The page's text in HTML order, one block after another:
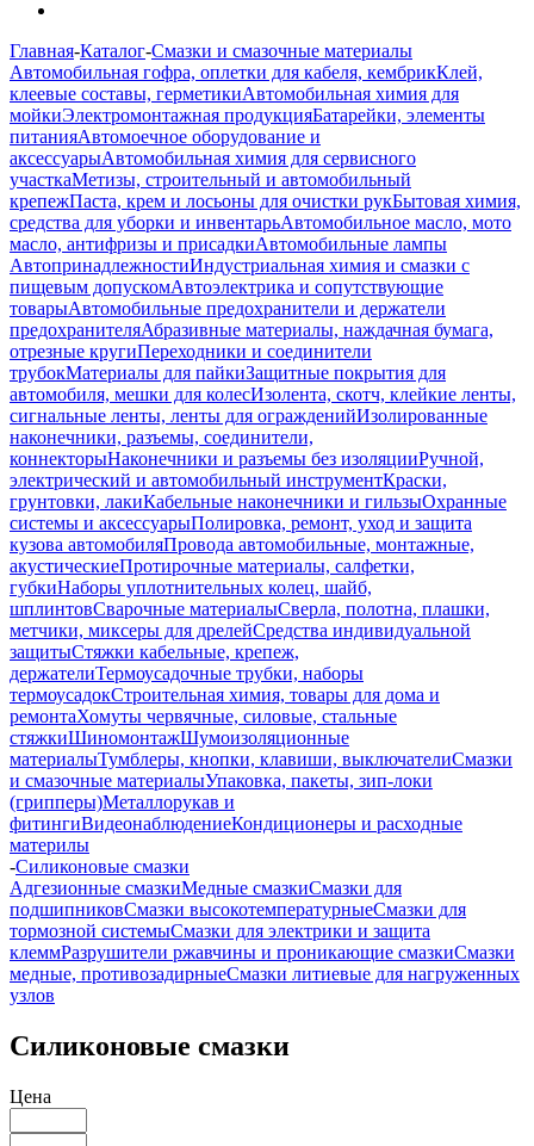
Главная-Каталог-Смазки и смазочные материалы
Автомобильная гофра, оплетки для кабеля, кембрикКлей,
клеевые составы, герметикиАвтомобильная химия для
мойкиЭлектромонтажная продукцияБатарейки, элементы
питанияАвтомоечное оборудование и
аксессуарыАвтомобильная химия для сервисного
участкаМетизы, строительный и автомобильный
крепежПаста, крем и лосьоны для очистки рукБытовая химия,
средства для уборки и инвентарьАвтомобильное масло, мото
масло, антифризы и присадкиАвтомобильные лампы
АвтопринадлежностиИндустриальная химия и смазки с
пищевым допускомАвтоэлектрика и сопутствующие
товарыАвтомобильные предохранители и держатели
предохранителяАбразивные материалы, наждачная бумага,
отрезные кругиПереходники и соединители
трубокМатериалы для пайкиЗащитные покрытия для
автомобиля, мешки для колесИзолента, скотч, клейкие ленты,
сигнальные ленты, ленты для огражденийИзолированные
наконечники, разъемы, соединители,
коннекторыНаконечники и разъемы без изоляцииРучной,
электрический и автомобильный инструментКраски,
грунтовки, лакиКабельные наконечники и гильзыОхранные
системы и аксессуарыПолировка, ремонт, уход и защита
кузова автомобиляПровода автомобильные, монтажные,
акустическиеПротирочные материалы, салфетки,
губкиНаборы уплотнительных колец, шайб,
шплинтовСварочные материалыСверла, полотна, плашки,
метчики, миксеры для дрелейСредства индивидуальной
защитыСтяжки кабельные, крепеж,
держателиТермоусадочные трубки, наборы
термоусадокСтроительная химия, товары для дома и
ремонтаХомуты червячные, силовые, стальные
стяжкиШиномонтажШумоизоляционные
материалыТумблеры, кнопки, клавиши, выключателиСмазки
и смазочные материалыУпаковка, пакеты, зип-локи
(грипперы)Металлорукав и
фитингиВидеонаблюдениеКондиционеры и расходные
материлы
-Силиконовые смазки
Адгезионные смазкиМедные смазкиСмазки для
подшипниковСмазки высокотемпературныеСмазки для
тормозной системыСмазки для электрики и защита
клеммРазрушители ржавчины и проникающие смазкиСмазки
медные, противозадирныеСмазки литиевые для нагруженных
узлов
Силиконовые смазки
Цена